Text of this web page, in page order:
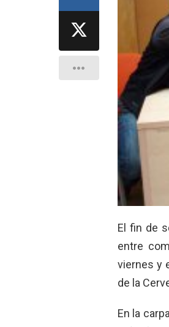
El fin de
entre
viernes y
de la
En la